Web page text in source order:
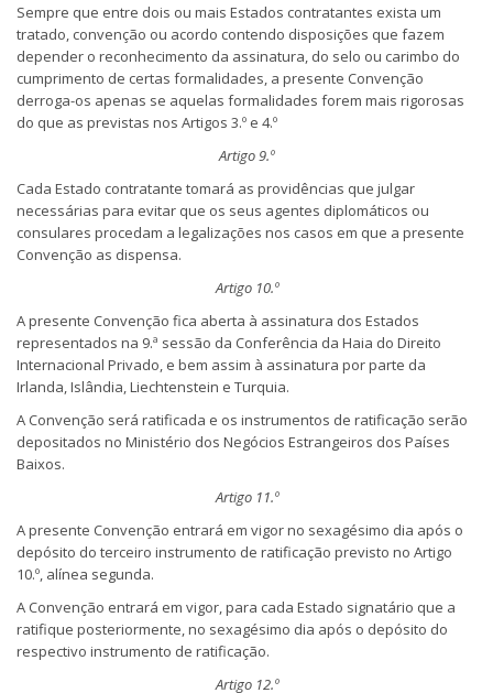
Sempre que entre dois ou mais Estados contratantes exista um
tratado, convenção ou acordo contendo disposições que fazem
depender o reconhecimento da assinatura, do selo ou carimbo do
cumprimento de certas formalidades, a presente Convenção
derroga-os apenas se aquelas formalidades forem mais rigorosas
do que as previstas nos Artigos 3.º e 4.º
Artigo 9.º
Cada Estado contratante tomará as providências que julgar
necessárias para evitar que os seus agentes diplomáticos ou
consulares procedam a legalizações nos casos em que a presente
Convenção as dispensa.
Artigo 10.º
A presente Convenção fica aberta à assinatura dos Estados
representados na 9.ª sessão da Conferência da Haia do Direito
Internacional Privado, e bem assim à assinatura por parte da
Irlanda, Islândia, Liechtenstein e Turquia.
A Convenção será ratificada e os instrumentos de ratificação serão
depositados no Ministério dos Negócios Estrangeiros dos Países
Baixos.
Artigo 11.º
A presente Convenção entrará em vigor no sexagésimo dia após o
depósito do terceiro instrumento de ratificação previsto no Artigo
10.º, alínea segunda.
A Convenção entrará em vigor, para cada Estado signatário que a
ratifique posteriormente, no sexagésimo dia após o depósito do
respectivo instrumento de ratificação.
Artigo 12.º